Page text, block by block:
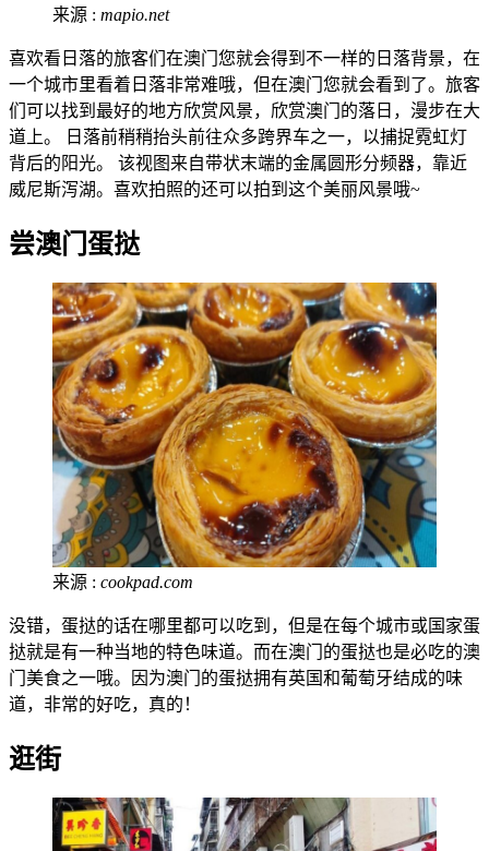
来源 : mapio.net
喜欢看日落的旅客们在澳门您就会得到不一样的日落背景，在
一个城市里看着日落非常难哦，但在澳门您就会看到了。旅客
们可以找到最好的地方欣赏风景，欣赏澳门的落日，漫步在大
道上。 日落前稍稍抬头前往众多跨界车之一，以捕捉霓虹灯
背后的阳光。 该视图来自带状末端的金属圆形分频器，靠近
威尼斯泻湖。喜欢拍照的还可以拍到这个美丽风景哦~
尝澳门蛋挞
来源 : cookpad.com
没错，蛋挞的话在哪里都可以吃到，但是在每个城市或国家蛋
挞就是有一种当地的特色味道。而在澳门的蛋挞也是必吃的澳
门美食之一哦。因为澳门的蛋挞拥有英国和葡萄牙结成的味
道，非常的好吃，真的！
逛街